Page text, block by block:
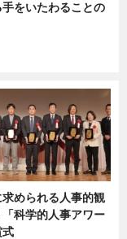
をいたわることの
められる人事的観
「科学的人事アワー
式